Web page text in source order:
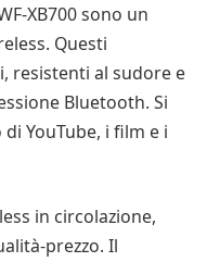
XB700 sono un
Questi
resistenti al sudore e
Bluetooth. Si
YouTube, i film e i
in circolazione,
prezzo. Il